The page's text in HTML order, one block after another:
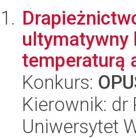
ultymatywny
temperaturą
Konkurs:
Kierownik: dr
Uniwersytet